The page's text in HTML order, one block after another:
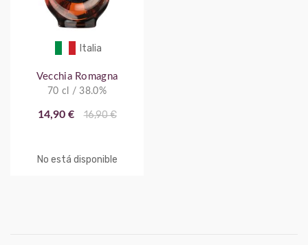
Italia
Vecchia Romagna
70 cl / 38.0%
14,90 € 16,90 €
No está disponible